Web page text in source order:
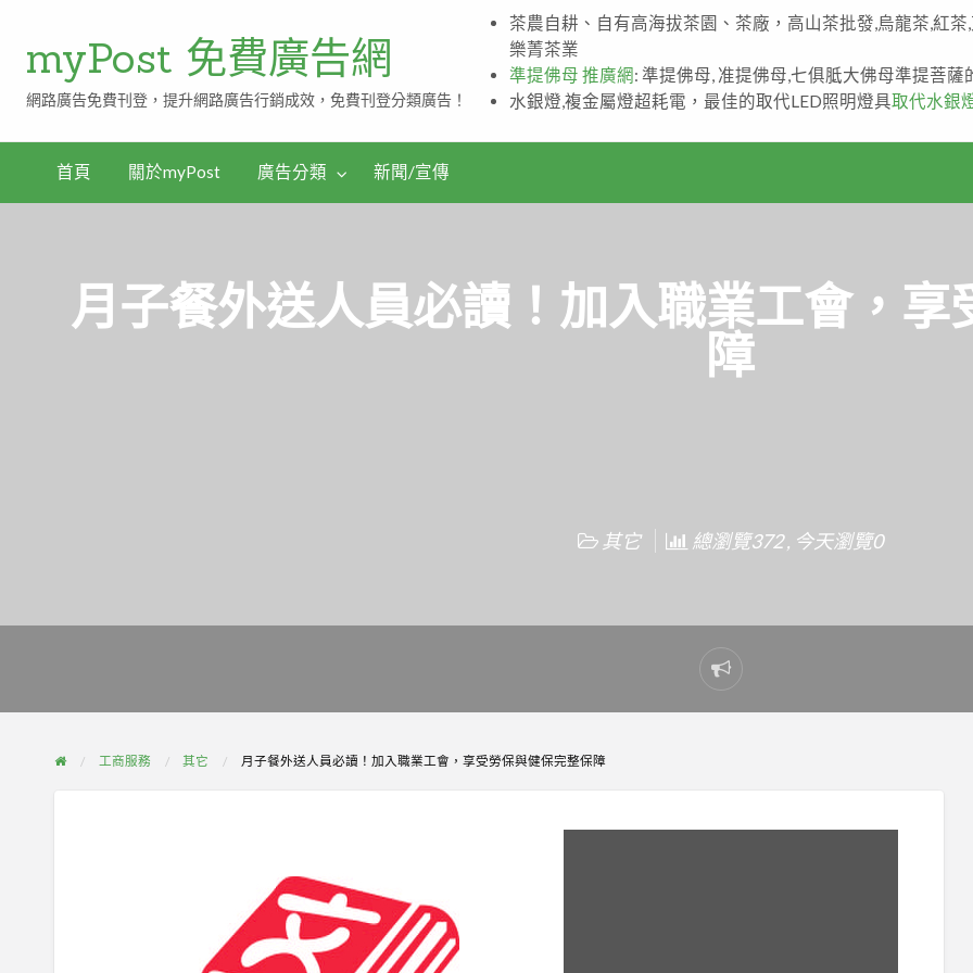
myPost 免費廣告網
網路廣告免費刊登，提升網路廣告行銷成效，免費刊登分類廣告！
茶農自耕、自有高海拔茶園、茶廠，高山茶批發,烏龍茶,紅茶
樂菁茶業
準提佛母 推廣網: 準提佛母, 准提佛母,七俱胝大佛母準提菩薩
水銀燈,複金屬燈超耗電，最佳的取代LED照明燈具取代水銀
首頁 關於myPost 廣告分類 新聞/宣傳
月子餐外送人員必讀！加入職業工會，享
障
其它 總瀏覽372 , 今天瀏覽0
Report
problem
工商服務 其它 月子餐外送人員必讀！加入職業工會，享受勞保與健保完整保障